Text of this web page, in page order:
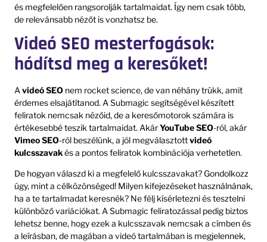
és megfelelően rangsorolják tartalmaidat. Így nem csak több,
de relevánsabb nézőt is vonzhatsz be.
Videó SEO mesterfogások:
hódítsd meg a keresőket!
Avideó SEO nem rocket science, de van néhány trükk, amit
érdemes elsajátítanod. A Submagic segítségével készített
feliratok nemcsak nézőid, de a keresőmotorok számára is
értékesebbé teszik tartalmaidat. AkárYouTube SEO-ról, akár
Vimeo SEO-ról beszélünk, a jól megválasztottvideó
kulcsszavakés a pontos feliratok kombinációja verhetetlen.
De hogyan válaszd ki a megfelelő kulcsszavakat? Gondolkozz
úgy, mint a célközönséged! Milyen kifejezéseket használnának,
ha a te tartalmadat keresnék? Ne félj kísérletezni és tesztelni
különböző variációkat. A Submagic feliratozással pedig biztos
lehetsz benne, hogy ezek a kulcsszavak nemcsak a címben és
a leírásban, de magában a videó tartalmában is megjelennek,